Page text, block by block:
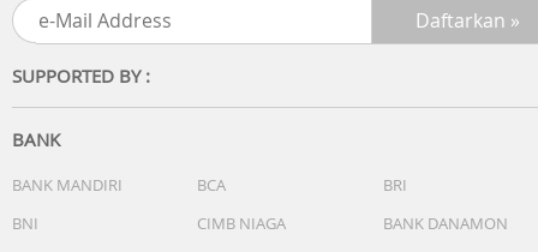
SUPPORTED BY :
BANK
BANK MANDIRI BCA
BRI
BNI
CIMB NIAGA
BANK DANAMON